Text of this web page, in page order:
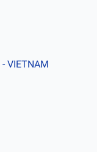
- VIETNAM